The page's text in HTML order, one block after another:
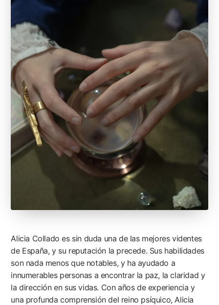
Alicia Collado es sin duda una de las mejores videntes
de España, y su reputación la precede. Sus habilidades
son nada menos que notables, y ha ayudado a
innumerables personas a encontrar la paz, la claridad y
la dirección en sus vidas. Con años de experiencia y
una profunda comprensión del reino psíquico, Alicia